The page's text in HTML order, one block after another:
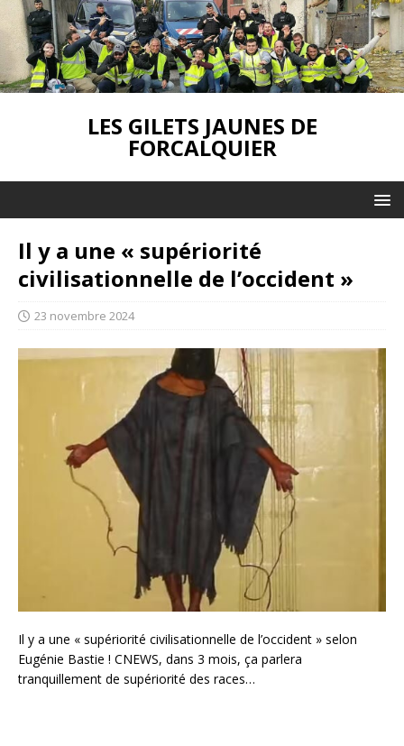
LES GILETS JAUNES DE
FORCALQUIER
Il y a une « supériorité
civilisationnelle de l’occident »
23 novembre 2024
Il y a une « supériorité civilisationnelle de l’occident » selon
Eugénie Bastie ! CNEWS, dans 3 mois, ça parlera
tranquillement de supériorité des races…